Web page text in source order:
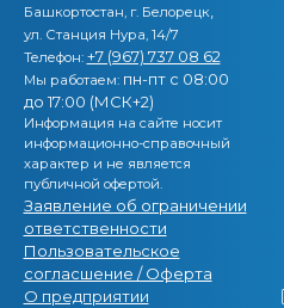
Башкортостан, г. Белорецк,
ул. Станция Нура, 14/7
Телефон: +7 (967) 737 08 62
Мы работаем: пн-пт с 08:00
до 17:00 (МСК+2)
Информация на сайте носит
информационно-справочный
характер и не является
публичной офертой.
Заявление об ограничении
ответственности
Пользовательское
согласшение / Оферта
О предприятии